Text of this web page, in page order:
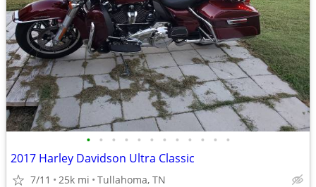
• • • • • • • • • • • •
2017 Harley Davidson Ultra Classic
7/11 25k mi Tullahoma, TN